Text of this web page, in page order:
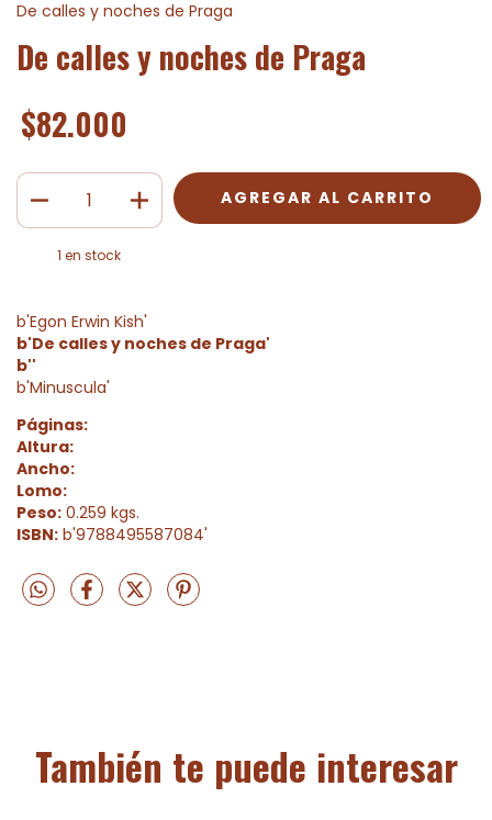
De calles y noches de Praga
De calles y noches de Praga
$82.000
1 en stock
b'Egon Erwin Kish'
b'De calles y noches de Praga'
b''
b'Minuscula'
Páginas:
Altura:
Ancho:
Lomo:
Peso: 0.259 kgs.
ISBN: b'9788495587084'
También te puede interesar